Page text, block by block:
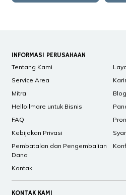
INFORMASI PERUSAHAAN
Tentang Kami
Service Area
Karir
Mitra
Blog
Helloilmare untuk Bisnis
FAQ
Kebijakan Privasi
Pembatalan dan Pengembalian
Dana
Kontak
KONTAK KAMI